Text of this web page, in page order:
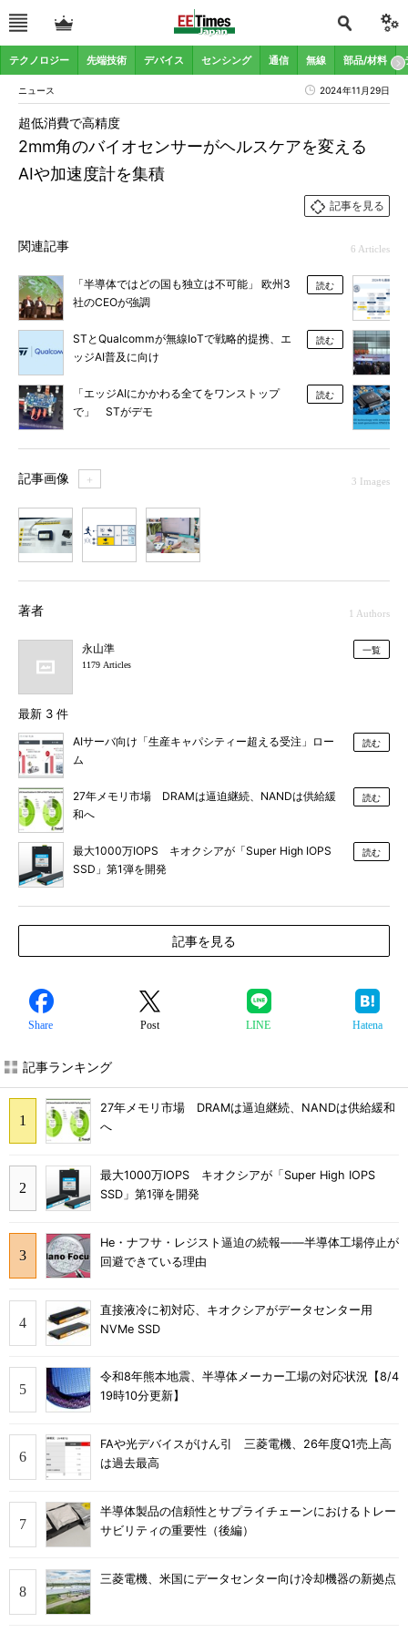
テクノロジー 先端技術 デバイス センシング 通信 無線 部品/材料
ニュース 2024年11月29日
2mm角のバイオセンサーがヘルスケアを変える
AIや加速度計を集積
超低消費で高精度
記事を見る
関連記事 6 Articles
「半導体ではどの国も独立は不可能」 欧州3
社のCEOが強調
読む
STとQualcommが無線IoTで戦略的提携、エ
ッジAI普及に向け
読む
「エッジAIにかかわる全てをワンストップ
で」 STがデモ
読む
記事画像 ＋ 3 Images
著者 1 Authors
永山準
1179 Articles
一覧
最新 3 件
AIサーバ向け「生産キャパシティー超える受注」ロー
ム
読む
27年メモリ市場 DRAMは逼迫継続、NANDは供給緩
和へ
読む
最大1000万IOPS キオクシアが「Super High IOPS
SSD」第1弾を開発
読む
記事を見る
Share Post LINE Hatena
記事ランキング
27年メモリ市場 DRAMは逼迫継続、NANDは供給緩和
へ
最大1000万IOPS キオクシアが「Super High IOPS
SSD」第1弾を開発
He・ナフサ・レジスト逼迫の続報――半導体工場停止が
回避できている理由
直接液冷に初対応、キオクシアがデータセンター用
NVMe SSD
令和8年熊本地震、半導体メーカー工場の対応状況【8/4
19時10分更新】
FAや光デバイスがけん引 三菱電機、26年度Q1売上高
は過去最高
半導体製品の信頼性とサプライチェーンにおけるトレー
サビリティの重要性（後編）
三菱電機、米国にデータセンター向け冷却機器の新拠点